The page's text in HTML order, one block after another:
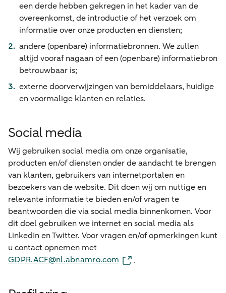
een derde hebben gekregen in het kader van de
overeenkomst, de introductie of het verzoek om
informatie over onze producten en diensten;
andere (openbare) informatiebronnen. We zullen
altijd vooraf nagaan of een (openbare) informatiebron
betrouwbaar is;
externe doorverwijzingen van bemiddelaars, huidige
en voormalige klanten en relaties.
Social media
Wij gebruiken social media om onze organisatie,
producten en/of diensten onder de aandacht te brengen
van klanten, gebruikers van internetportalen en
bezoekers van de website. Dit doen wij om nuttige en
relevante informatie te bieden en/of vragen te
beantwoorden die via social media binnenkomen. Voor
dit doel gebruiken we internet en social media als
LinkedIn en Twitter. Voor vragen en/of opmerkingen kunt
u contact opnemen met
GDPR.ACF@nl.abnamro.com
.